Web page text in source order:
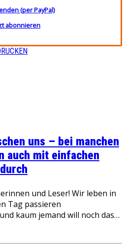
(per PayPal)
abonnieren
uns – bei manchen
auch mit einfachen
und Leser! Wir leben in
Tag passieren
kaum jemand will noch das…